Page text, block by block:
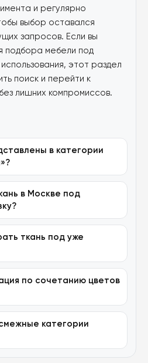
и регулярно
выбор оставался
запросов. Если вы
подбора мебели под
этот раздел
поиск и перейти к
лишних компромиссов.
в категории
в Москве под
ткань под уже
по сочетанию цветов
категории